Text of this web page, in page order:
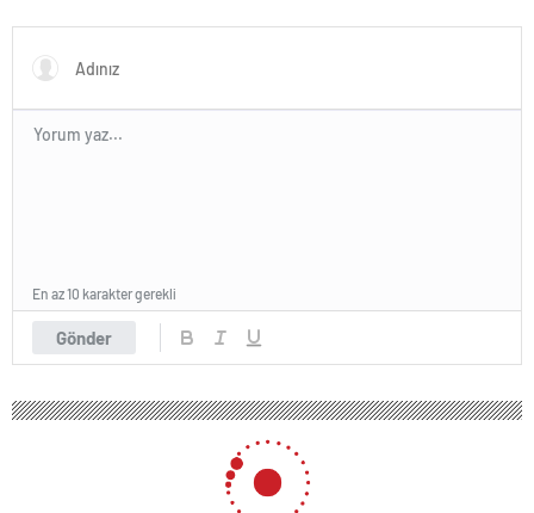
Gönder
En az 10 karakter gerekli